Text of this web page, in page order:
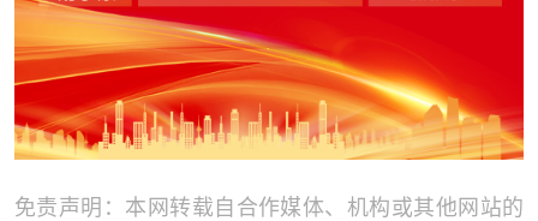
免责声明：本网转载自合作媒体、机构或其他网站的